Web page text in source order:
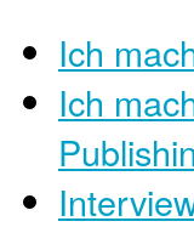
Ich
Ich